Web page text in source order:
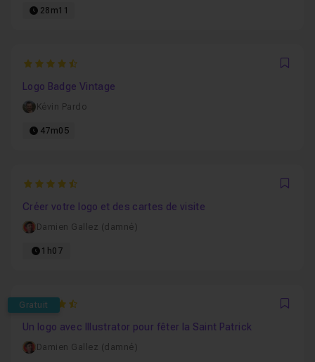
28m11
4.9411764705882
Logo Badge Vintage
Kévin Pardo
47m05
4.7916666666667
Créer votre logo et des cartes de visite
Damien Gallez (damné)
1h07
Gratuit
4.5294117647059
Un logo avec Illustrator pour fêter la Saint Patrick
Damien Gallez (damné)